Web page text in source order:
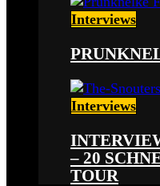
Interviews
Interviews
– 20
TOUR